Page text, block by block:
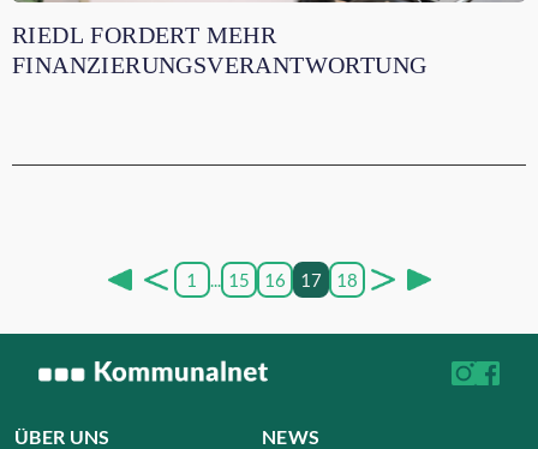
RIEDL FORDERT MEHR
FINANZIERUNGSVERANTWORTUNG
1 15 16 17 18
ÜBER UNS NEWS